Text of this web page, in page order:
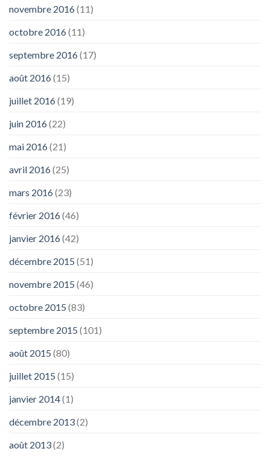
novembre 2016(11)
octobre 2016(11)
septembre 2016(17)
août 2016(15)
juillet 2016(19)
juin 2016(22)
mai 2016(21)
avril 2016(25)
mars 2016(23)
février 2016(46)
janvier 2016(42)
décembre 2015 (51)
novembre 2015 (46)
octobre 2015 (83)
septembre 2015 (101)
août 2015 (80)
juillet 2015 (15)
janvier 2014(1)
décembre 2013(2)
août 2013(2)